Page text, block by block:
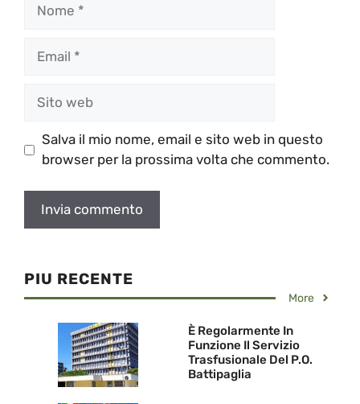
Salva il mio nome, email e sito web in questo
browser per la prossima volta che commento.
PIU RECENTE
More
È Regolarmente In
Funzione Il Servizio
Trasfusionale Del P.O.
Battipaglia